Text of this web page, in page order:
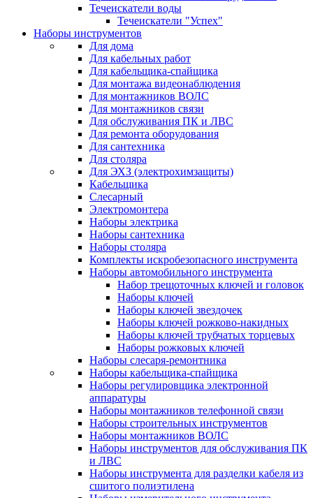
Течеискатели воды
Течеискатели "Успех"
Наборы инструментов
Для дома
Для кабельных работ
Для кабельщика-спайщика
Для монтажа видеонаблюдения
Для монтажников ВОЛС
Для монтажников связи
Для обслуживания ПК и ЛВС
Для ремонта оборудования
Для сантехника
Для столяра
Для ЭХЗ (электрохимзащиты)
Кабельщика
Слесарный
Электромонтера
Наборы электрика
Наборы сантехника
Наборы столяра
Комплекты искробезопасного инструмента
Наборы автомобильного инструмента
Набор трещоточных ключей и головок
Наборы ключей
Наборы ключей звездочек
Наборы ключей рожково-накидных
Наборы ключей трубчатых торцевых
Наборы рожковых ключей
Наборы слесаря-ремонтника
Наборы кабельщика-спайщика
Наборы регулировщика электронной
аппаратуры
Наборы монтажников телефонной связи
Наборы строительных инструментов
Наборы монтажников ВОЛС
Наборы инструментов для обслуживания ПК
и ЛВС
Наборы инструмента для разделки кабеля из
сшитого полиэтилена